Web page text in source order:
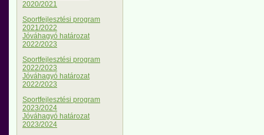
2020/2021
Sportfejlesztési program
2021/2022
Jóváhagyó határozat
2022/2023
Sportfejlesztési program
2022/2023
Jóváhagyó határozat
2022/2023
Sportfejlesztési program
2023/2024
Jóváhagyó határozat
2023/2024